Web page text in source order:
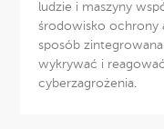
ludzie i maszyny
środowisko ochrony
sposób
wykrywać i
cyberzagrożenia.